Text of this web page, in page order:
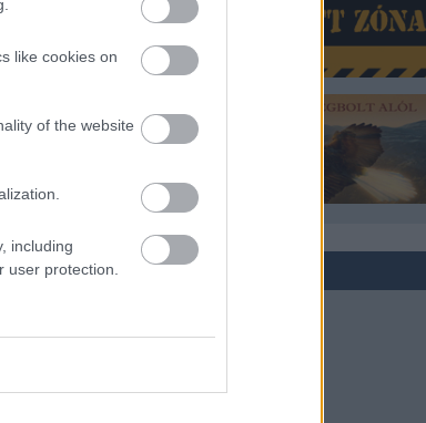
like cookies on
of the website
including
protection.
ROVATOK
Hazai tájakon
Horizont